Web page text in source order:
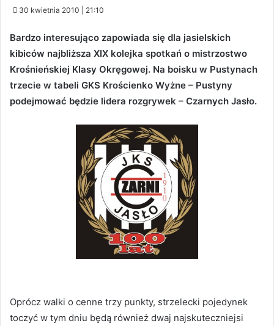
30 kwietnia 2010 | 21:10
Bardzo interesująco zapowiada się dla jasielskich
kibiców najbliższa XIX kolejka spotkań o mistrzostwo
Krośnieńskiej Klasy Okręgowej. Na boisku w Pustynach
trzecie w tabeli GKS Krościenko Wyżne – Pustyny
podejmować będzie lidera rozgrywek – Czarnych Jasło.
Oprócz walki o cenne trzy punkty, strzelecki pojedynek
toczyć w tym dniu będą również dwaj najskuteczniejsi